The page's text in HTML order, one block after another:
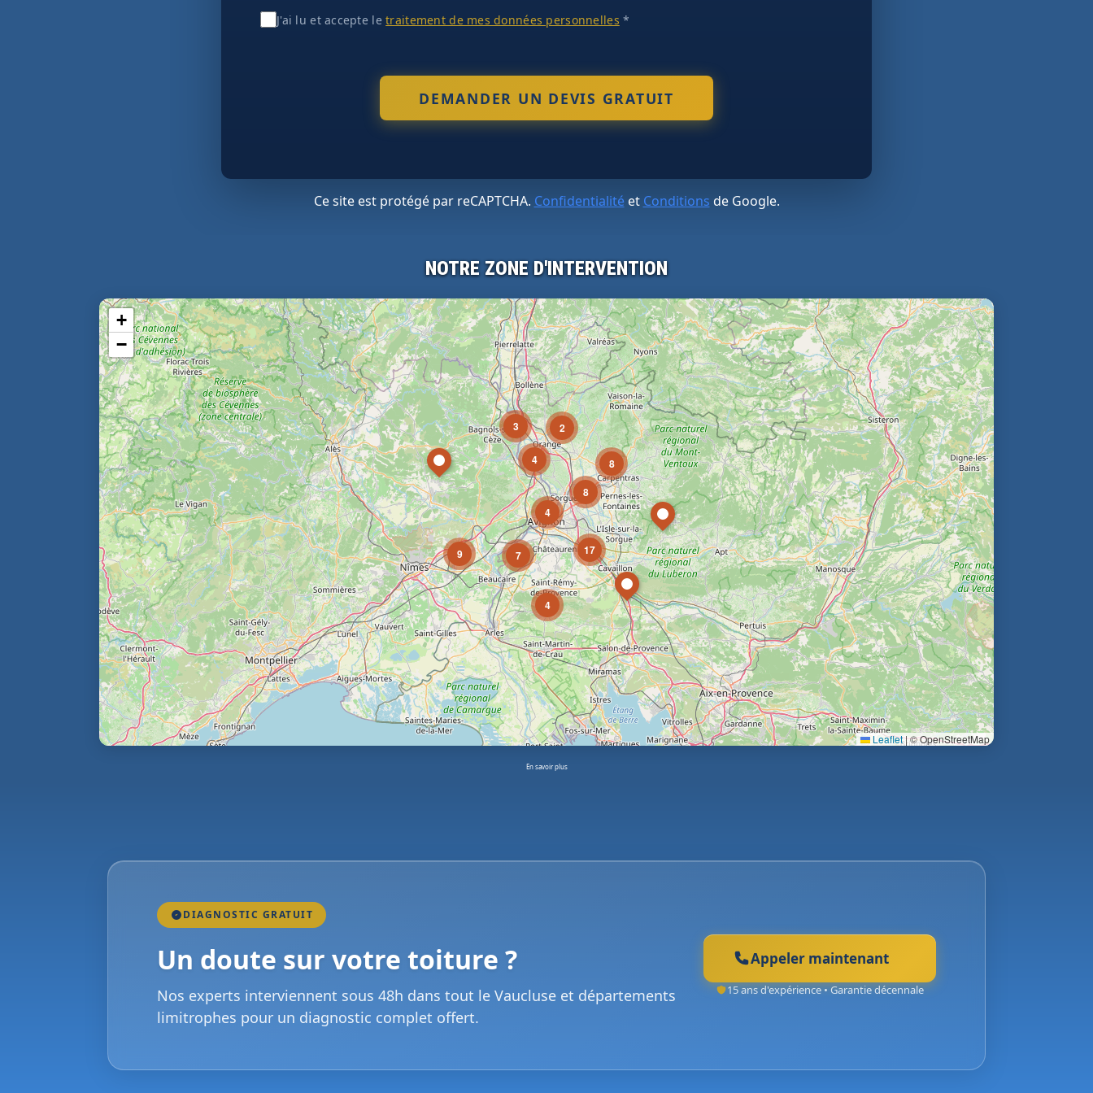
J'ai lu et accepte letraitement de mes données personnelles *
Ce site est protégé par reCAPTCHA. Confidentialitéet Conditions de Google.
NOTRE ZONE D'INTERVENTION
3
4
9 7
2
4
4
17
8
8
+
−
Leaflet|© OpenStreetMap
En savoir plus
DIAGNOSTIC GRATUIT
Un doute sur votre toiture ?
Nos experts interviennent sous 48h dans tout le Vaucluse et départements
limitrophes pour un diagnostic complet offert.
Appeler maintenant
15 ans d'expérience • Garantie décennale